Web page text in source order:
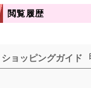
閲覧履歴
ショッピングガイド